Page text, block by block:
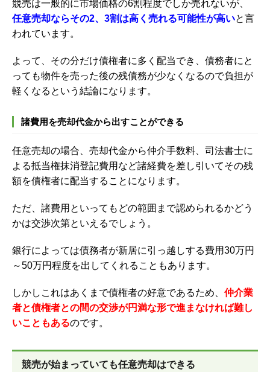
競売は一般的に市場価格の6割程度でしか売れないが、
任意売却ならその2、3割は高く売れる可能性が高いと言
われています。
よって、その分だけ債権者に多く配当でき、債務者にと
っても物件を売った後の残債務が少なくなるので負担が
軽くなるという結論になります。
諸費用を売却代金から出すことができる
任意売却の場合、売却代金から仲介手数料、司法書士に
よる抵当権抹消登記費用など諸経費を差し引いてその残
額を債権者に配当することになります。
ただ、諸費用といってもどの範囲まで認められるかどう
かは交渉次第といえるでしょう。
銀行によっては債務者が新居に引っ越しする費用30万円
～50万円程度を出してくれることもあります。
しかしこれはあくまで債権者の好意であるため、 仲介業
者と債権者との間の交渉が円満な形で進まなければ難し
いこともあるのです。
競売が始まっていても任意売却はできる